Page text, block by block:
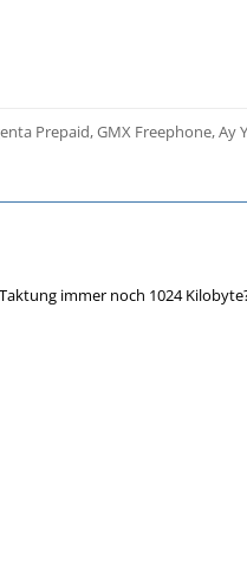
Prepaid, GMX Freephone, Ay
immer noch 1024